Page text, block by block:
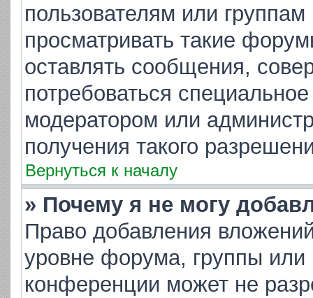
пользователям или
просматривать такие
оставлять сообщения,
потребоваться
модератором или
получения такого
Вернуться к началу
» Почему я не могу
Право добавления
уровне форума, группы или
конференции может не